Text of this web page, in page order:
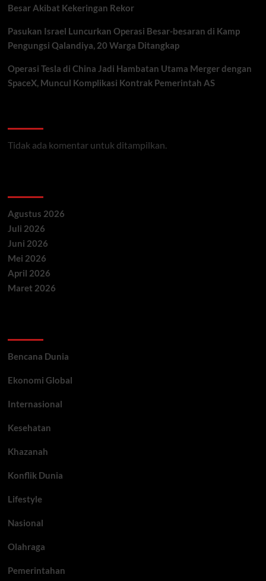
Besar Akibat Kekeringan Rekor
Pasukan Israel Luncurkan Operasi Besar-besaran di Kamp
Pengungsi Qalandiya, 20 Warga Ditangkap
Operasi Tesla di China Jadi Hambatan Utama Merger dengan
SpaceX, Muncul Komplikasi Kontrak Pemerintah AS
Tidak ada komentar untuk ditampilkan.
Agustus 2026
Juli 2026
Juni 2026
Mei 2026
April 2026
Maret 2026
Bencana Dunia
Ekonomi Global
Internasional
Kesehatan
Khazanah
Konflik Dunia
Lifestyle
Nasional
Olahraga
Pemerintahan